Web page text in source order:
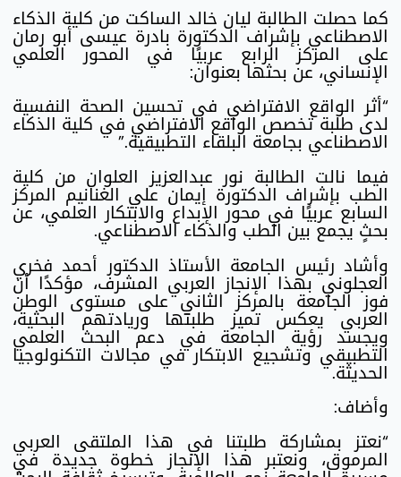
كما حصلت الطالبة ليان خالد الساكت من كلية الذكاء
الاصطناعي بإشراف الدكتورة بادرة عيسى أبو رمان
على المركز الرابع عربيًا في المحور العلمي
الإنساني، عن بحثها بعنوان:
“أثر الواقع الافتراضي في تحسين الصحة النفسية
لدى طلبة تخصص الواقع الافتراضي في كلية الذكاء
الاصطناعي بجامعة البلقاء التطبيقية.”
فيما نالت الطالبة نور عبدالعزيز العلوان من كلية
الطب بإشراف الدكتورة إيمان علي الغنانيم المركز
السابع عربيًا في محور الإبداع والابتكار العلمي، عن
بحثٍ يجمع بين الطب والذكاء الاصطناعي.
وأشاد رئيس الجامعة الأستاذ الدكتور أحمد فخري
العجلوني بهذا الإنجاز العربي المشرف، مؤكدًا أن
فوز الجامعة بالمركز الثاني على مستوى الوطن
العربي يعكس تميز طلبتها وريادتهم البحثية،
ويجسد رؤية الجامعة في دعم البحث العلمي
التطبيقي وتشجيع الابتكار في مجالات التكنولوجيا
الحديثة.
وأضاف:
“نعتز بمشاركة طلبتنا في هذا الملتقى العربي
المرموق، ونعتبر هذا الإنجاز خطوة جديدة في